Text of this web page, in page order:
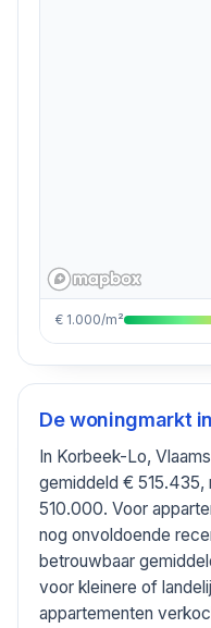
€ 1.000/m²
De woningmarkt in
In Korbeek-Lo,
gemiddeld € 515.435,
510.000. Voor
nog onvoldoende
betrouwbaar
voor kleinere of
appartementen